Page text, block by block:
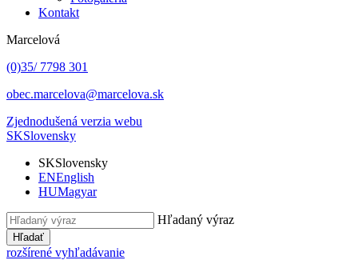
Kontakt
Marcelová
(0)35/ 7798 301
obec.marcelova@marcelova.sk
Zjednodušená verzia webu
SKSlovensky
SKSlovensky
ENEnglish
HUMagyar
Hľadaný výraz
Hľadať
rozšírené vyhľadávanie